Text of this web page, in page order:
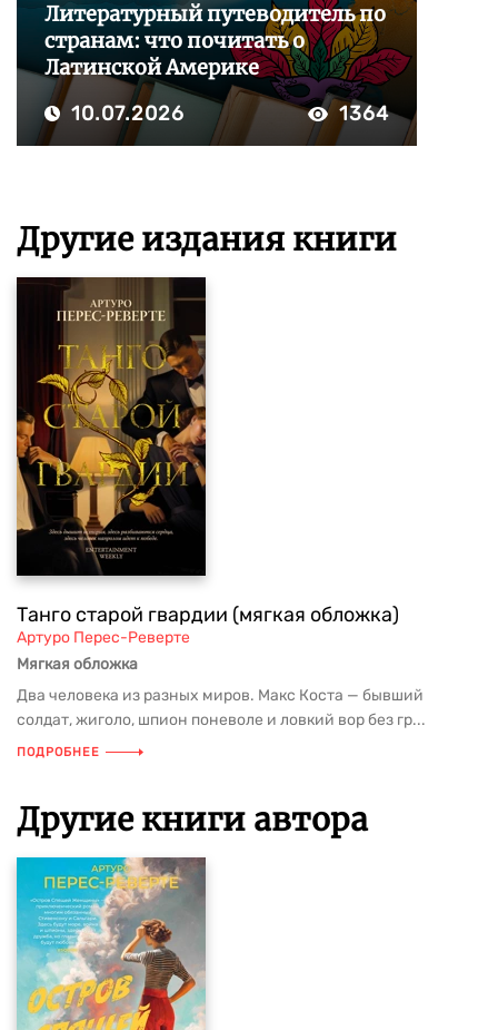
Литературный путеводитель по
странам: что почитать о
Латинской Америке
10.07.2026 1364
Другие издания книги
Танго старой гвардии (мягкая обложка)
Артуро Перес-Реверте
Мягкая обложка
Два человека из разных миров. Макс Коста — бывший
солдат, жиголо, шпион поневоле и ловкий вор без гр...
ПОДРОБНЕЕ
Другие книги автора